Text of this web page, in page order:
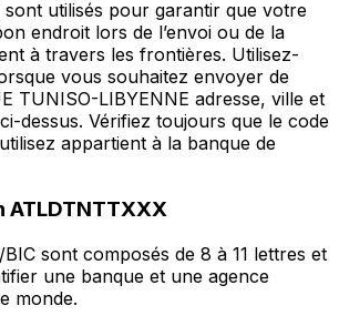
sont utilisés pour garantir que votre
endroit lors de l’envoi ou de la
à travers les frontières. Utilisez-
vous souhaitez envoyer de
TUNISO-LIBYENNE adresse, ville et
dessus. Vérifiez toujours que le code
appartient à la banque de
sont composés de 8 à 11 lettres et
une banque et une agence
monde.